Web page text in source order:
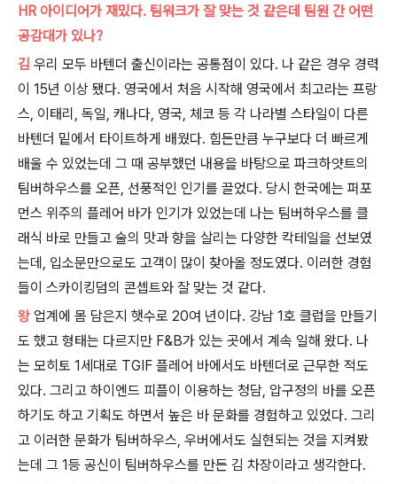
HR 아이디어가 재밌다. 팀워크가 잘 맞는 것 같은데 팀원 간 어떤
공감대가 있나?
김 우리 모두 바텐더 출신이라는 공통점이 있다. 나 같은 경우 경력
이 15년 이상 됐다. 영국에서 처음 시작해 영국에서 최고라는 프랑
스, 이태리, 독일, 캐나다, 영국, 체코 등 각 나라별 스타일이 다른
바텐더 밑에서 타이트하게 배웠다. 힘든만큼 누구보다 더 빠르게
배울 수 있었는데 그 때 공부했던 내용을 바탕으로 파크하얏트의
팀버하우스를 오픈, 선풍적인 인기를 끌었다. 당시 한국에는 퍼포
먼스 위주의 플레어 바가 인기가 있었는데 나는 팀버하우스를 클
래식 바로 만들고 술의 맛과 향을 살리는 다양한 칵테일을 선보였
는데, 입소문만으로도 고객이 많이 찾아올 정도였다. 이러한 경험
들이 스카이킹덤의 콘셉트와 잘 맞는 것 같다.
왕 업계에 몸 담은지 햇수로 20여 년이다. 강남 1호 클럽을 만들기
도 했고 형태는 다르지만 F&B가 있는 곳에서 계속 일해 왔다. 나
는 모히토 1세대로 TGIF 플레어 바에서도 바텐더로 근무한 적도
있다. 그리고 하이엔드 피플이 이용하는 청담, 압구정의 바를 오픈
하기도 하고 기획도 하면서 높은 바 문화를 경험하고 있었다. 그리
고 이러한 문화가 팀버하우스, 우버에서도 실현되는 것을 지켜봤
는데 그 1등 공신이 팀버하우스를 만든 김 차장이라고 생각한다.